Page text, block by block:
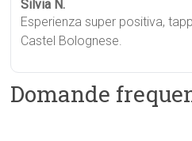
Silvia N.
Esperienza super positiva,
Castel Bolognese.
Domande